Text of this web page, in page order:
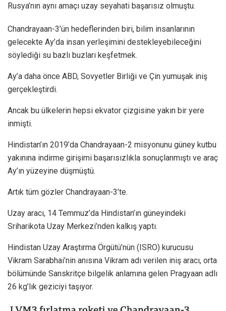
Rusya’nın aynı amaçı uzay seyahati başarısız olmuştu.
Chandrayaan-3’ün hedeflerinden biri, bilim insanlarının
gelecekte Ay’da insan yerleşimini destekleyebileceğini
söylediği su bazlı buzları keşfetmek.
Ay’a daha önce ABD, Sovyetler Birliği ve Çin yumuşak iniş
gerçekleştirdi.
Ancak bu ülkelerin hepsi ekvator çizgisine yakın bir yere
inmişti.
Hindistan’ın 2019’da Chandrayaan-2 misyonunu güney kutbu
yakınına indirme girişimi başarısızlıkla sonuçlanmıştı ve araç
Ay’ın yüzeyine düşmüştü.
Artık tüm gözler Chandrayaan-3’te.
Uzay aracı, 14 Temmuz’da Hindistan’ın güneyindeki
Sriharikota Uzay Merkezi’nden kalkış yaptı.
Hindistan Uzay Araştırma Örgütü’nün (ISRO) kurucusu
Vikram Sarabhai’nin anısına Vikram adı verilen iniş aracı, orta
bölümünde Sanskritçe bilgelik anlamına gelen Pragyaan adlı
26 kg’lık geziciyi taşıyor.